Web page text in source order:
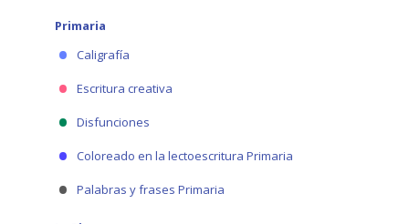
Primaria
Caligrafía
Escritura creativa
Disfunciones
Coloreado en la lectoescritura Primaria
Palabras y frases Primaria